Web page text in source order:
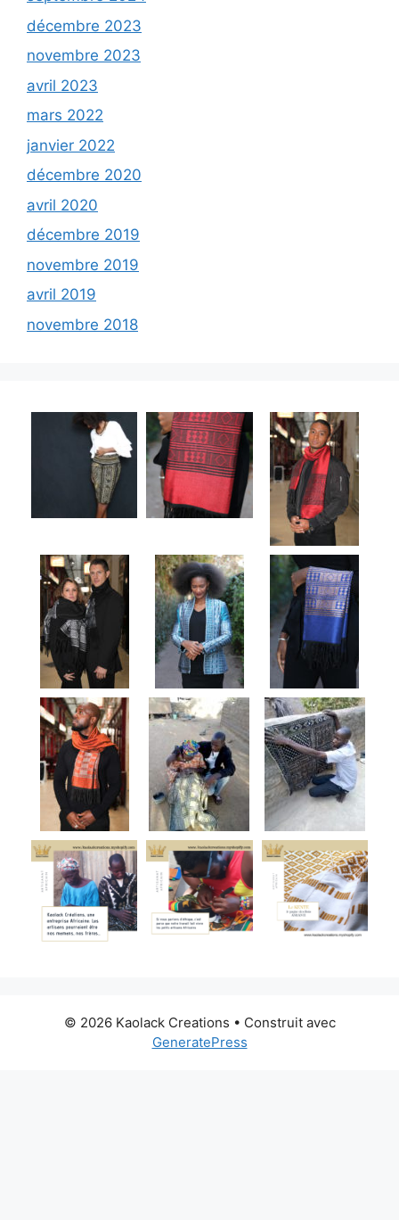
décembre 2023
novembre 2023
avril 2023
mars 2022
janvier 2022
décembre 2020
avril 2020
décembre 2019
novembre 2019
avril 2019
novembre 2018
© 2026 Kaolack Creations • Construit avec
GeneratePress